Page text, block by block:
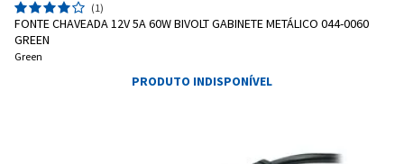
Entrega Flash
Cartão de crédito
Retire na Loja
(1)
FONTE CHAVEADA 12V 5A 60W BIVOLT GABINETE METÁLICO 044-0060
GREEN
Green
PRODUTO INDISPONÍVEL